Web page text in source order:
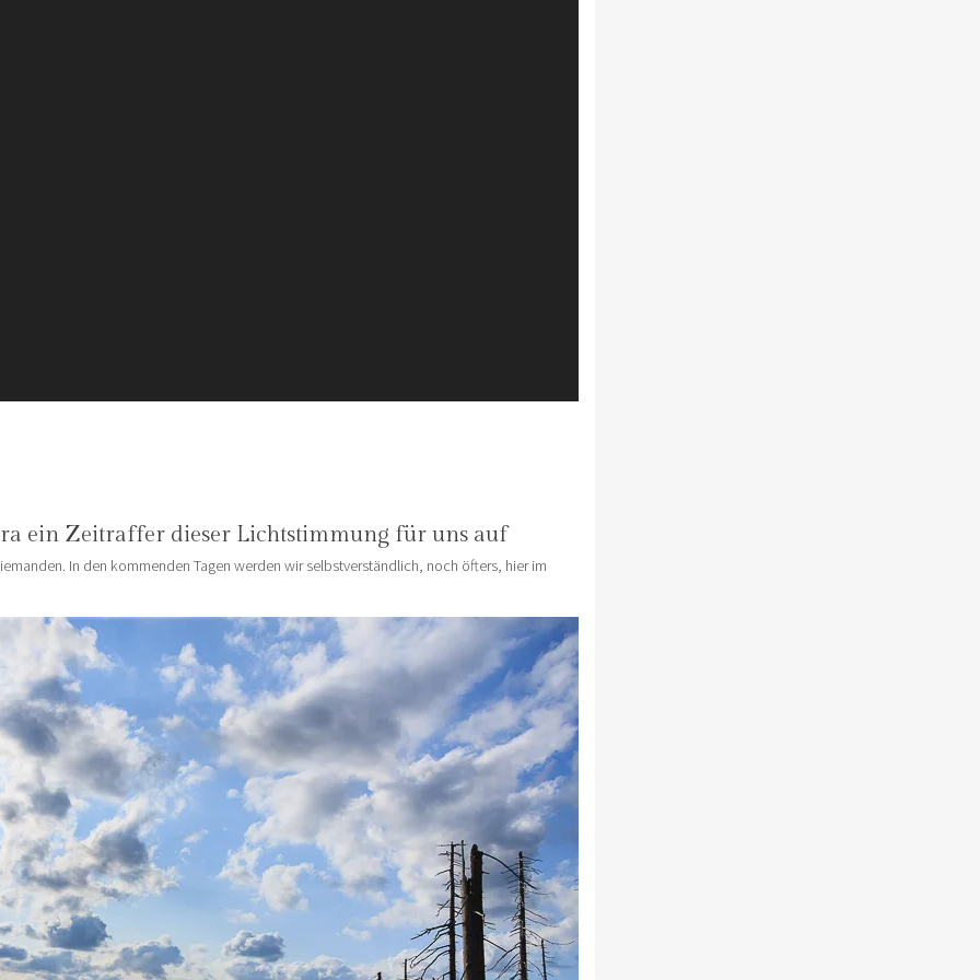
ein Zeitraffer dieser Lichtstimmung für uns auf
In den kommenden Tagen werden wir selbstverständlich, noch öfters, hier im